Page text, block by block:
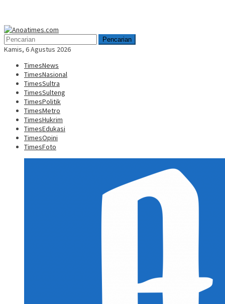
Menu
Mobile
Pencarian
Kamis, 6 Agustus 2026
TimesNews
TimesNasional
TimesSultra
TimesSulteng
TimesPolitik
TimesMetro
TimesHukrim
TimesEdukasi
TimesOpini
TimesFoto